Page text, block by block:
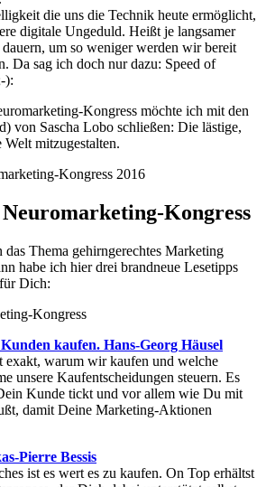
die uns die Technik heute ermöglicht,
digitale Ungeduld. Heißt je langsamer
um so weniger werden wir bereit
Da sag ich doch nur dazu: Speed of
):
Kongress möchte ich mit den
von Sascha Lobo schließen: Die lästige,
mitzugestalten.
Kongress
Thema gehirngerechtes Marketing
habe ich hier drei brandneue Lesetipps
Dich:
kaufen. Hans-Georg Häusel
exakt, warum wir kaufen und welche
unsere Kaufentscheidungen steuern. Es
Kunde tickt und vor allem wie Du mit
damit Deine Marketing-Aktionen
Pierre Bessis
ist es wert es zu kaufen. On Top erhältst